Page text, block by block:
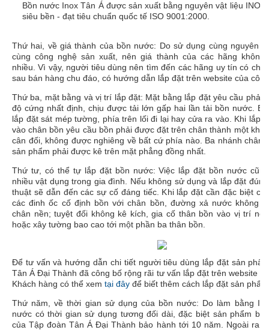
Bồn nước Inox Tân Á được sản xuất bằng nguyên vật liệu INOX
siêu bền - đạt tiêu chuẩn quốc tế ISO 9001:2000.
Thứ hai, về giá thành của bồn nước: Do sử dụng cùng nguyên
cùng công nghệ sản xuất, nên giá thành của các hãng không
nhiều. Vì vậy, người tiêu dùng nên tìm đến các hãng uy tín có chế
sau bán hàng chu đáo, có hướng dẫn lắp đặt trên website của
Thứ ba, mặt bằng và vị trí lắp đặt: Mặt bằng lắp đặt yêu cầu phải
độ cứng nhất định, chịu được tải lớn gấp hai lần tải bồn nước.
lắp đặt sát mép tường, phía trên lối đi lại hay cửa ra vào. Khi lắp
vào chân bồn yêu cầu bồn phải được đặt trên chân thành một khối
cân đối, không được nghiêng về bất cứ phía nào. Ba nhánh chân
sản phẩm phải được kê trên mặt phẳng đồng nhất.
Thứ tư, có thể tự lắp đặt bồn nước: Việc lắp đặt bồn nước
nhiều vật dụng trong gia đình. Nếu không sử dụng và lắp đặt
thuật sẽ dẫn đến các sự cố đáng tiếc. Khi lắp đặt cần đặc biệt
các đinh ốc cố định bồn với chân bồn, đường xả nước không
chân nền; tuyệt đối không kê kích, gia cố thân bồn vào vị trí
hoặc xây tường bao cao tới một phần ba thân bồn.
Để tư vấn và hướng dẫn chi tiết người tiêu dùng lắp đặt sản
Tân Á Đại Thành đã công bố rộng rãi tư vấn lắp đặt trên website
Khách hàng có thể xem tại đây để biết thêm cách lắp đặt sản
Thứ năm, về thời gian sử dụng của bồn nước: Do làm bằng
nước có thời gian sử dụng tương đối dài, đặc biệt sản phẩm
của Tập đoànTân Á Đại Thành bảo hành tới 10 năm. Ngoài ra,